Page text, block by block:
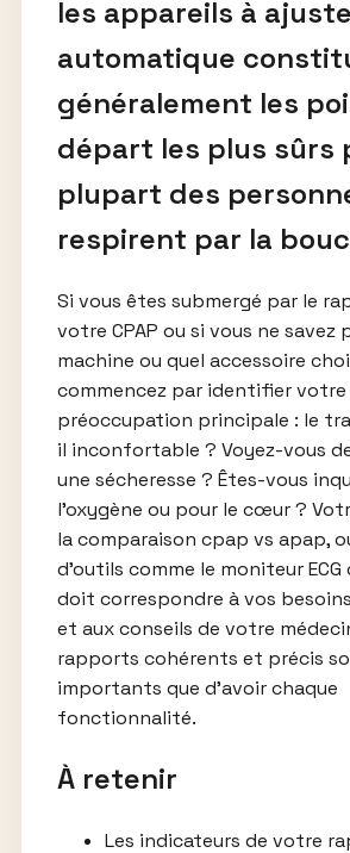
les appareils à
automatique
généralement les
départ les plus sûrs
plupart des
respirent par la
Si vous êtes submergé par le
votre CPAP ou si vous ne savez
machine ou quel accessoire
commencez par identifier votre
préoccupation principale : le
il inconfortable ? Voyez-vous
une sécheresse ? Êtes-vous
l’oxygène ou pour le cœur ?
la comparaison cpap vs apap,
d’outils comme le moniteur ECG
doit correspondre à vos
et aux conseils de votre
rapports cohérents et précis
importants que d’avoir chaque
fonctionnalité.
À retenir
Les indicateurs de votre